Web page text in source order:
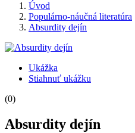
Úvod
Populárno-náučná literatúra
Absurdity dejín
Ukážka
Stiahnuť ukážku
(0)
Absurdity dejín